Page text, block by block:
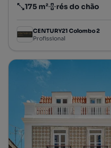
Preço por metro quadrado
175 m²
Andar rés do chão
CENTURY21 Colombo 2
Profissional